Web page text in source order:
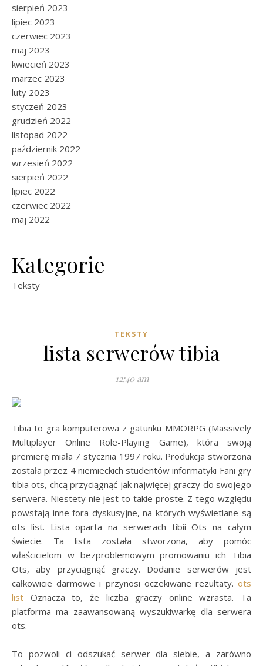
sierpień 2023
lipiec 2023
czerwiec 2023
maj 2023
kwiecień 2023
marzec 2023
luty 2023
styczeń 2023
grudzień 2022
listopad 2022
październik 2022
wrzesień 2022
sierpień 2022
lipiec 2022
czerwiec 2022
maj 2022
Kategorie
Teksty
TEKSTY
lista serwerów tibia
12:40 am
Tibia to gra komputerowa z gatunku MMORPG (Massively
Multiplayer Online Role-Playing Game), która swoją
premierę miała 7 stycznia 1997 roku. Produkcja stworzona
została przez 4 niemieckich studentów informatyki Fani gry
tibia ots, chcą przyciągnąć jak najwięcej graczy do swojego
serwera. Niestety nie jest to takie proste. Z tego względu
powstają inne fora dyskusyjne, na których wyświetlane są
ots list. Lista oparta na serwerach tibii Ots na całym
świecie. Ta lista została stworzona, aby pomóc
właścicielom w bezproblemowym promowaniu ich Tibia
Ots, aby przyciągnąć graczy. Dodanie serwerów jest
całkowicie darmowe i przynosi oczekiwane rezultaty. ots
list Oznacza to, że liczba graczy online wzrasta. Ta
platforma ma zaawansowaną wyszukiwarkę dla serwera
ots.
To pozwoli ci odszukać serwer dla siebie, a zarówno